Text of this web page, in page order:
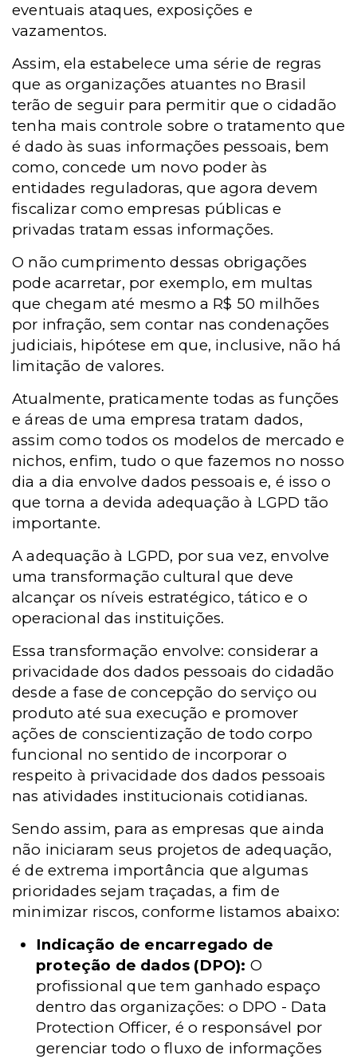
eventuais ataques, exposições e
vazamentos.
Assim, ela estabelece uma série de regras
que as organizações atuantes no Brasil
terão de seguir para permitir que o cidadão
tenha mais controle sobre o tratamento que
é dado às suas informações pessoais, bem
como, concede um novo poder às
entidades reguladoras, que agora devem
fiscalizar como empresas públicas e
privadas tratam essas informações.
O não cumprimento dessas obrigações
pode acarretar, por exemplo, em multas
que chegam até mesmo a R$ 50 milhões
por infração, sem contar nas condenações
judiciais, hipótese em que, inclusive, não há
limitação de valores.
Atualmente, praticamente todas as funções
e áreas de uma empresa tratam dados,
assim como todos os modelos de mercado e
nichos, enfim, tudo o que fazemos no nosso
dia a dia envolve dados pessoais e, é isso o
que torna a devida adequação à LGPD tão
importante.
A adequação à LGPD, por sua vez, envolve
uma transformação cultural que deve
alcançar os níveis estratégico, tático e o
operacional das instituições.
Essa transformação envolve: considerar a
privacidade dos dados pessoais do cidadão
desde a fase de concepção do serviço ou
produto até sua execução e promover
ações de conscientização de todo corpo
funcional no sentido de incorporar o
respeito à privacidade dos dados pessoais
nas atividades institucionais cotidianas.
Sendo assim, para as empresas que ainda
não iniciaram seus projetos de adequação,
é de extrema importância que algumas
prioridades sejam traçadas, a fim de
minimizar riscos, conforme listamos abaixo:
Indicação de encarregado de
proteção de dados (DPO): O
profissional que tem ganhado espaço
dentro das organizações: o DPO - Data
Protection Officer, é o responsável por
gerenciar todo o fluxo de informações